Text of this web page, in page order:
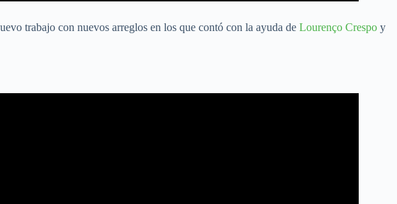
trabajo con nuevos arreglos en los que contó con la ayuda de Lourenço Crespo y